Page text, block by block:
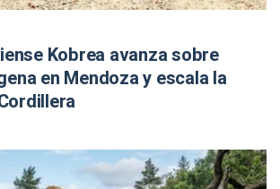
Kobrea avanza sobre
en Mendoza y escala la